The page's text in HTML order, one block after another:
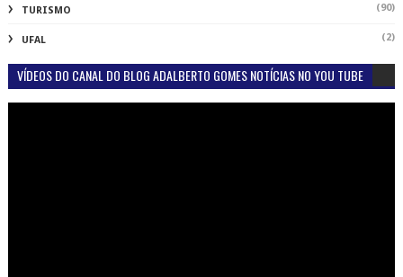
TURISMO (90)
UFAL (2)
VÍDEOS DO CANAL DO BLOG ADALBERTO GOMES NOTÍCIAS NO YOU TUBE